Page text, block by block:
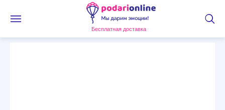
Бесплатная доставка